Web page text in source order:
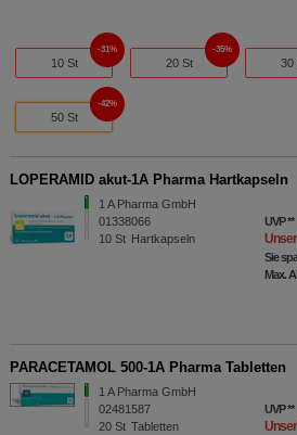
10 St
31%
20 St
35%
30
50 St
42%
LOPERAMID akut-1A Pharma Hartkapseln
1 A Pharma GmbH
01338066
10 St Hartkapseln
UVP**
Sie
Max.
PARACETAMOL 500-1A Pharma Tabletten
1 A Pharma GmbH
02481587
20 St Tabletten
UVP**